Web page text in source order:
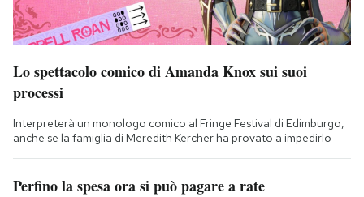
Lo spettacolo comico di Amanda Knox sui suoi
processi
Interpreterà un monologo comico al Fringe Festival di Edimburgo,
anche se la famiglia di Meredith Kercher ha provato a impedirlo
Perfino la spesa ora si può pagare a rate